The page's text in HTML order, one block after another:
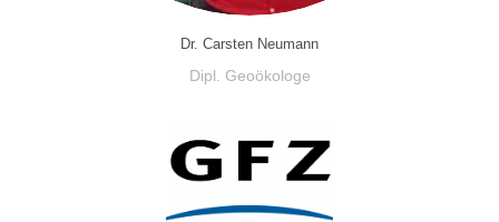
Dr. Carsten Neumann
Dipl. Geoökologe